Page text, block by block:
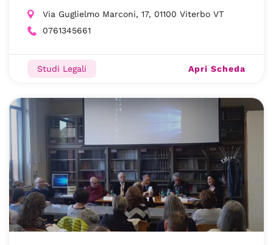
Via Guglielmo Marconi, 17, 01100 Viterbo VT
0761345661
Studi Legali Apri Scheda